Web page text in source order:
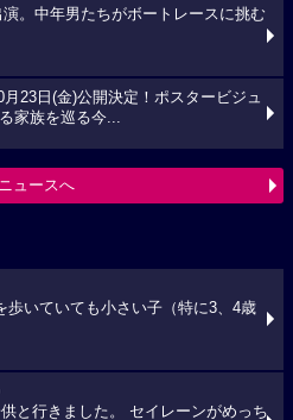
。中年男たちがボートレースに挑む
月23日(金)公開決定！ポスタービジュ
家族を巡る今...
ュースへ
歩いていても小さい子（特に3、4歳
と行きました。 セイレーンがめっち